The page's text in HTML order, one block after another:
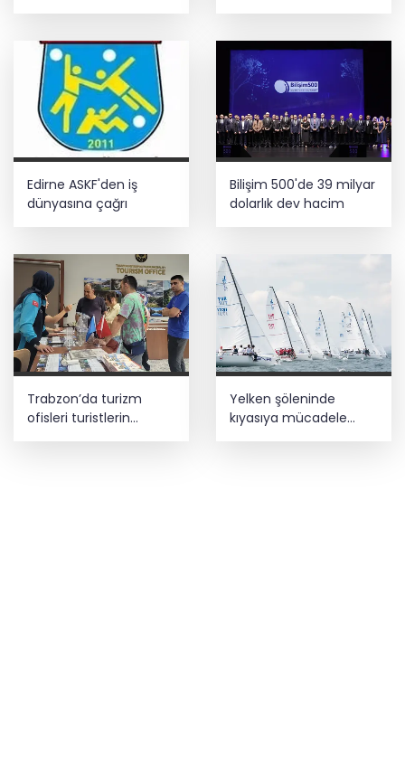
Edirne ASKF'den iş
dünyasına çağrı
Bilişim 500'de 39 milyar
dolarlık dev hacim
Trabzon’da turizm
ofisleri turistlerin
Yelken şöleninde
kıyasıya mücadele